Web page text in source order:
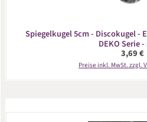
Spiegelkugel 5cm - Discokugel -
DEKO Serie
3,69 €
Preise inkl. MwSt. zzgl.